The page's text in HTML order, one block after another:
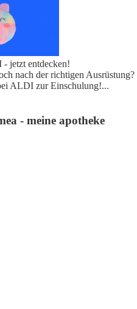
jetzt entdecken!
nach der richtigen Ausrüstung?
ALDI zur Einschulung!...
- meine apotheke